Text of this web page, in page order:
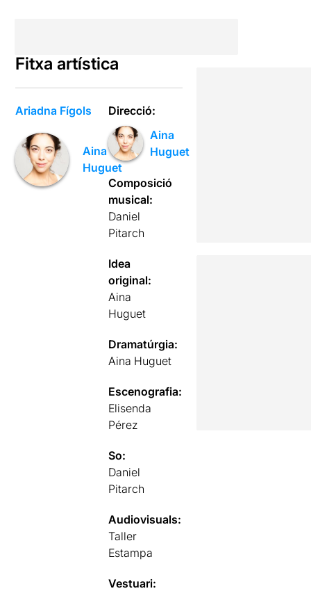
Fitxa artística
Ariadna Fígols
Aina
Huguet
Direcció:
Aina
Huguet
Composició
musical:
Daniel
Pitarch
Idea
original:
Aina
Huguet
Dramatúrgia:
Aina Huguet
Escenografia:
Elisenda
Pérez
So:
Daniel
Pitarch
Audiovisuals:
Taller
Estampa
Vestuari: